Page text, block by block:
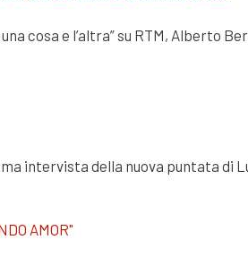
cosa e l’altra” su RTM, Alberto
intervista della nuova puntata di